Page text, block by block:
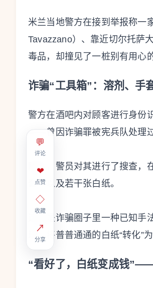
💬
评论
❤
点赞
◇
收藏
↗
分享
米兰当地警方在接到举报称一
Tavazzano）、靠近切尔托萨
毒品，却撞见了一桩别有用心
诈骗“工具箱”：溶剂、手
警方在酒吧内对顾客进行身份
——曾因诈骗罪被宪兵队处理过
随后，警员对其进行了搜查
套，以及若干张白纸。
这正是诈骗圈子里一种已知
理，将普普通通的白纸“转化”
“看好了，白纸变成钱